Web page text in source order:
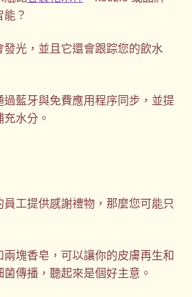
？
光，並且它還會跟踪您的飲水
藍牙與免費應用程序同步，並提
水分。
工提供感謝禮物，那麼您可能只
塊香皂，可以讓你的皮膚再生和
傳播，聽起來是個好主意。